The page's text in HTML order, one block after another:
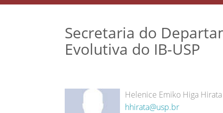
Secretaria do
Evolutiva do IB-USP
Helenice Emiko Higa Hirata
hhirata@usp.br